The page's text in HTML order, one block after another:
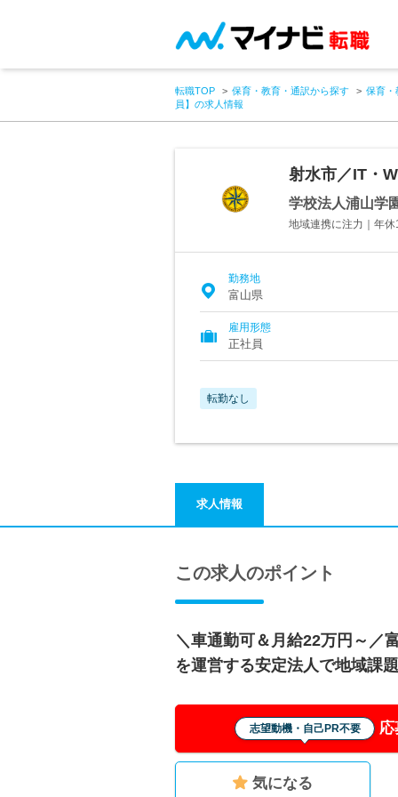
転職TOP 保育・教育・通訳から探す
保育・
員】の求人情報
射水市／IT・
学校法人浦山学
地域連携に注力｜年
勤務地
富山県
雇用形態
正社員
転勤なし
求人情報
この求人のポイント
＼車通勤可＆月給22万円～／
を運営する安定法人で地域課
志望動機・自己PR不要
気になる